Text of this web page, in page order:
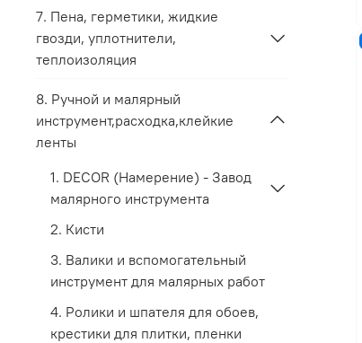
7. Пена, герметики, жидкие
гвозди, уплотнители,
теплоизоляция
8. Ручной и малярный
инструмент,расходка,клейкие
ленты
1. DECOR (Намерение) - Завод
малярного инструмента
2. Кисти
3. Валики и вспомогательный
инструмент для малярных работ
4. Ролики и шпателя для обоев,
крестики для плитки, пленки